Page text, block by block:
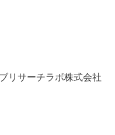
リサーチラボ株式会社